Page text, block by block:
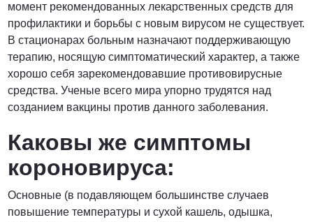
момент рекомендованных лекарственных средств для
профилактики и борьбы с новым вирусом не существует.
В стационарах больным назначают поддерживающую
терапию, носящую симптоматический характер, а также
хорошо себя зарекомендовавшие противовирусные
средства. Ученые всего мира упорно трудятся над
созданием вакцины против данного заболевания.
Каковы же симптомы
короновируса:
Основные (в подавляющем большинстве случаев
повышение температуры и сухой кашель, одышка,